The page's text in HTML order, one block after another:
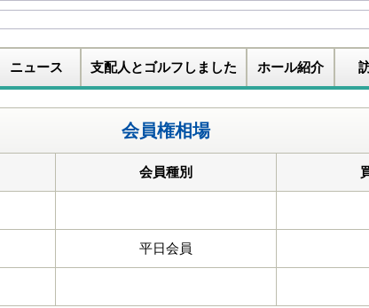
ニュース 支配人とゴルフしました ホール紹介
会員権相場
会員種別
平日会員